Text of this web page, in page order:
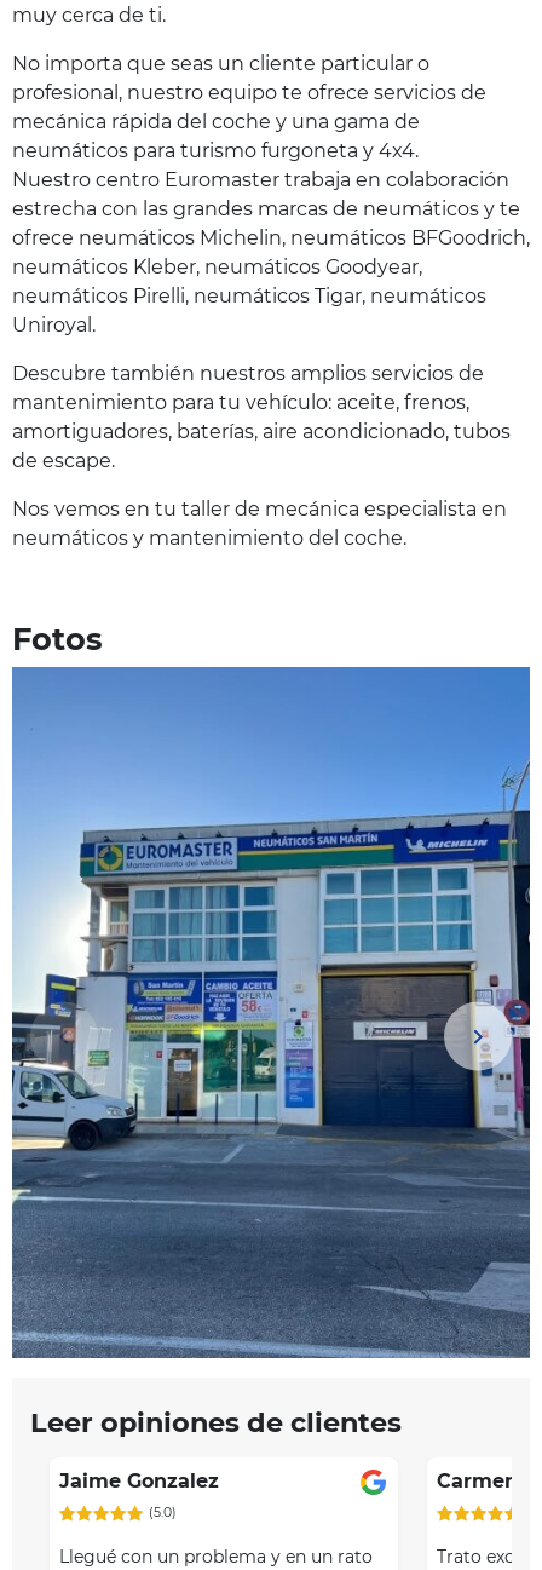
muy cerca de ti.
No importa que seas un cliente particular o
profesional, nuestro equipo te ofrece servicios de
mecánica rápida del coche y una gama de
neumáticos para turismo furgoneta y 4x4.
Nuestro centro Euromaster trabaja en colaboración
estrecha con las grandes marcas de neumáticos y te
ofrece neumáticos Michelin, neumáticos BFGoodrich,
neumáticos Kleber, neumáticos Goodyear,
neumáticos Pirelli, neumáticos Tigar, neumáticos
Uniroyal.
Descubre también nuestros amplios servicios de
mantenimiento para tu vehículo: aceite, frenos,
amortiguadores, baterías, aire acondicionado, tubos
de escape.
Nos vemos en tu taller de mecánica especialista en
neumáticos y mantenimiento del coche.
Fotos
Item
Leer opiniones de clientes
Jaime Gonzalez
(5.0)
Llegué con un problema y en un rato
Carmen
Trato